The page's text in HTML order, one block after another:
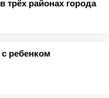
трёх районах города
ребенком